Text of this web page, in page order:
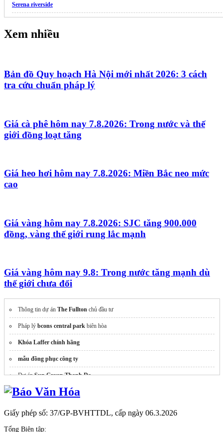
Serena riverside
Căn hộ Emerald River Park
The Emerald River Park
Xem nhiều
Bản đồ Quy hoạch Hà Nội mới nhất 2026: 3 cách
tra cứu chuẩn pháp lý
Giá cà phê hôm nay 7.8.2026: Trong nước và thế
giới đồng loạt tăng
Giá heo hơi hôm nay 7.8.2026: Miền Bắc neo mức
cao
Giá vàng hôm nay 7.8.2026: SJC tăng 900.000
đồng, vàng thế giới rung lắc mạnh
Giá vàng hôm nay 9.8: Trong nước tăng mạnh dù
thế giới chưa đổi
Thông tin dự án The Fullton chủ đầu tư
Pháp lý bcons central park biên hòa
Khóa Laffer chính hãng
mẫu đồng phục công ty
Dự ánSun Group Thanh Đa
Căn hộbcons central park biên hoa
dự án norton park
Giấy phép số: 37/GP-BVHTTDL, cấp ngày 06.3.2026
Tổng Biên tập: